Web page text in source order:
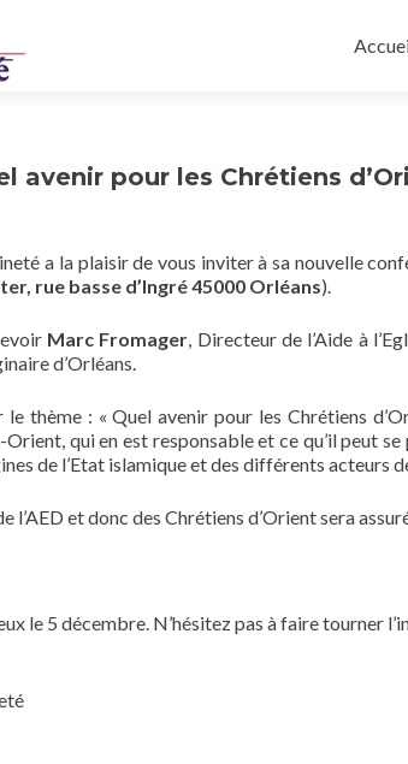
au
avenir pour les Chrétiens
a la plaisir de vous inviter à sa nouvelle
rue basse d’Ingré 45000 Orléans).
Marc Fromager, Directeur de l’Aide à
d’Orléans.
thème : « Quel avenir pour les Chrétiens
qui en est responsable et ce qu’il peut
de l’Etat islamique et des différents acteurs
l’AED et donc des Chrétiens d’Orient sera
le 5 décembre. N’hésitez pas à faire tourner